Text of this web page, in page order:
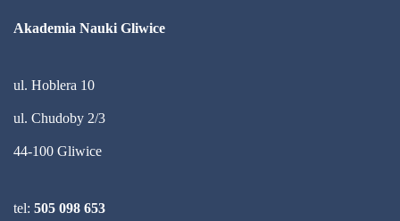
Akademia Nauki Gliwice
ul. Hoblera 10
ul. Chudoby 2/3
44-100 Gliwice
tel: 505 098 653